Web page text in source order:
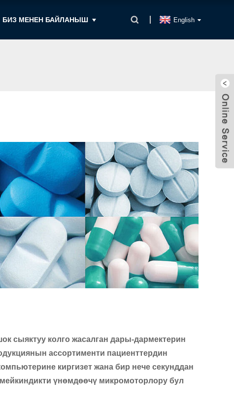
БИЗ МЕНЕН БАЙЛАНЫШ English
сыяктуу колго жасалган дары-дармектерин
ассортименти пациенттердин
киргизет жана бир нече секунддан
үнөмдөөчү микромоторлору бул